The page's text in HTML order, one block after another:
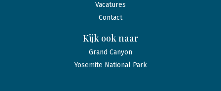
Vacatures
Contact
Kijk ook naar
Grand Canyon
Yosemite National Park